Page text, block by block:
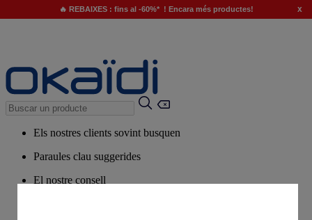
🔥 REBAIXES : fins al -60%* ! Encara més productes! x
Els nostres clients sovint busquen
Paraules clau suggerides
El nostre consell